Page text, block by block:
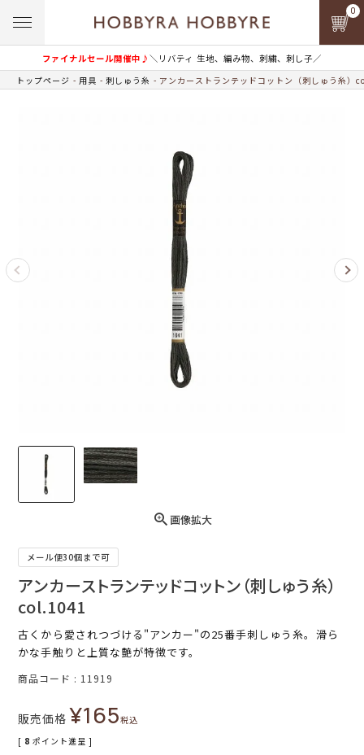
ファイナルセール開催中♪＼リバティ 生地、編み物、刺繍、刺し子／
0
トップページ 用具 刺しゅう糸 アンカーストランテッドコットン（刺しゅう糸）
画像拡大
メール便30個まで可
アンカーストランテッドコットン（刺しゅう糸）
col.1041
古くから愛されつづける"アンカー"の25番手刺しゅう糸。滑ら
かな手触りと上質な艶が特徴です。
商品コード 11919
販売価格 ¥165税込
[ 8 ポイント進呈 ]